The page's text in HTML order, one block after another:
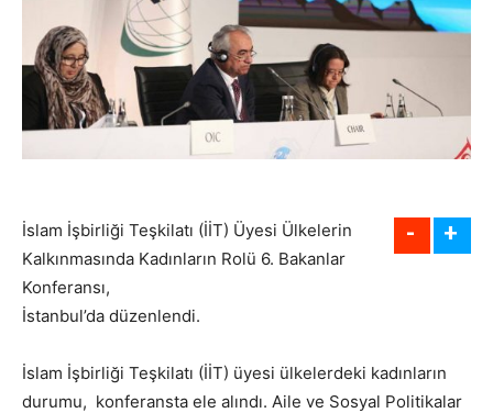
+
-
İslam İşbirliği Teşkilatı (İİT) Üyesi Ülkelerin
Kalkınmasında Kadınların Rolü 6. Bakanlar
Konferansı,
İstanbul’da düzenlendi.
İslam İşbirliği Teşkilatı (İİT) üyesi ülkelerdeki kadınların
durumu, konferansta ele alındı. Aile ve Sosyal Politikalar